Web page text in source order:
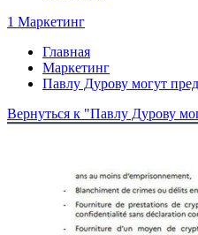
1 Маркетинг
Главная
Маркетинг
Павлу Дурову могут
Вернуться к "Павлу Дурову